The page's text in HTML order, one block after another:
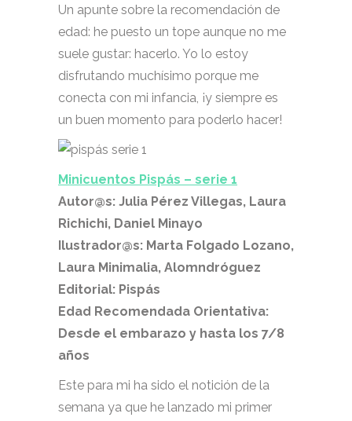
Un apunte sobre la recomendación de
edad: he puesto un tope aunque no me
suele gustar: hacerlo. Yo lo estoy
disfrutando muchísimo porque me
conecta con mi infancia, ¡y siempre es
un buen momento para poderlo hacer!
Minicuentos Pispás – serie 1
Autor@s: Julia Pérez Villegas, Laura
Richichi, Daniel Minayo
Ilustrador@s: Marta Folgado Lozano,
Laura Minimalia, Alomndróguez
Editorial: Pispás
Edad Recomendada Orientativa:
Desde el embarazo y hasta los 7/8
años
Este para mi ha sido el notición de la
semana ya que he lanzado mi primer